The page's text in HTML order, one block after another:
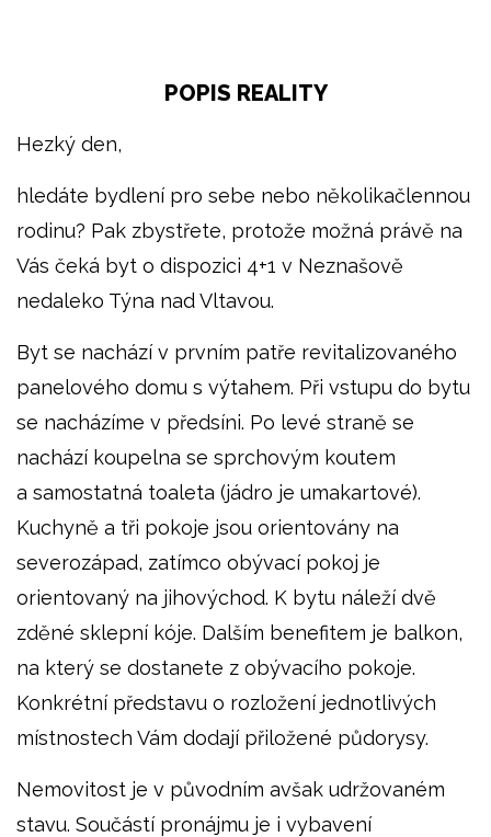
POPIS REALITY
Hezký den,
hledáte bydlení pro sebe nebo několikačlennou
rodinu? Pak zbystřete, protože možná právě na
Vás čeká byt o dispozici 4+1 v Neznašově
nedaleko Týna nad Vltavou.
Byt se nachází v prvním patře revitalizovaného
panelového domu s výtahem. Při vstupu do bytu
se nacházíme v předsíni. Po levé straně se
nachází koupelna se sprchovým koutem
a samostatná toaleta (jádro je umakartové).
Kuchyně a tři pokoje jsou orientovány na
severozápad, zatímco obývací pokoj je
orientovaný na jihovýchod. K bytu náleží dvě
zděné sklepní kóje. Dalším benefitem je balkon,
na který se dostanete z obývacího pokoje.
Konkrétní představu o rozložení jednotlivých
místnostech Vám dodají přiložené půdorysy.
Nemovitost je v původním avšak udržovaném
stavu. Součástí pronájmu je i vybavení